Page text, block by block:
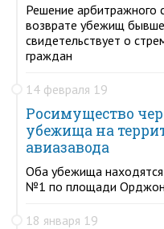
Решение арбитражного
возврате убежищ
свидетельствует о
граждан
14 февраля 19
Росимущество
убежища на
авиазавода
Оба убежища
№1 по площади
18 января 19